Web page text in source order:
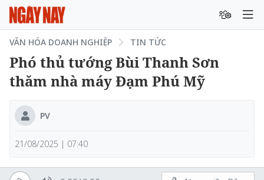
VĂN HÓA DOANH NGHIỆP TIN TỨC
Phó thủ tướng Bùi Thanh Sơn
thăm nhà máy Đạm Phú Mỹ
PV
21/08/2025 | 07:40